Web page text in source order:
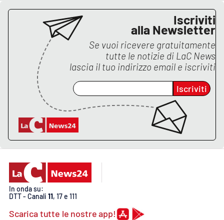
Reggio Calabria
Cosenza
Lamezia Terme
PROGETTI
SPECIALI
Buona Sanità Calabria
LA
CALABRIAVISIONE
Iscriviti
alla Newsletter
Se vuoi ricevere gratuitamente
tutte le notizie di LaC News
lascia il tuo indirizzo email e iscriviti
Iscriviti
In onda su:
DTT - Canali 11, 17 e 111
Scarica tutte le nostre app!